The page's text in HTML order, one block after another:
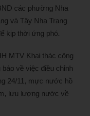
các phường Nha
và Tây Nha Trang
kịp thời ứng phó.
MTV Khai thác công
về việc điều chỉnh
24/11, mực nước hồ
lưu lượng nước về